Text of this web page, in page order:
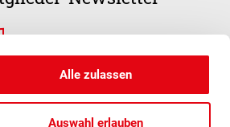
Alle zulassen
Auswahl erlauben